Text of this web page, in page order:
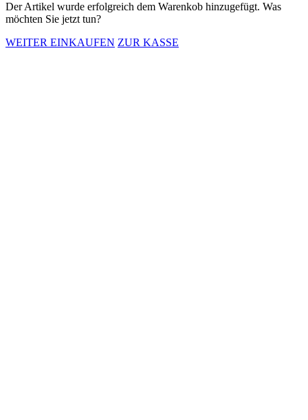
Der Artikel wurde erfolgreich dem Warenkob hinzugefügt. Was
möchten Sie jetzt tun?
WEITER EINKAUFEN ZUR KASSE